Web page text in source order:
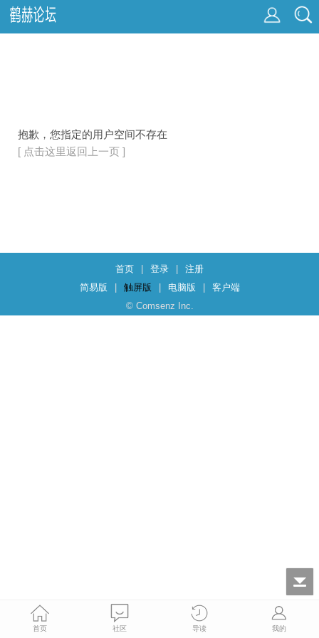
抱歉，您指定的用户空间不存在
[ 点击这里返回上一页 ]
首页 登录
注册
简易版
触屏版 电脑版
客户端
© Comsenz Inc.
首页 社区 导读 我的